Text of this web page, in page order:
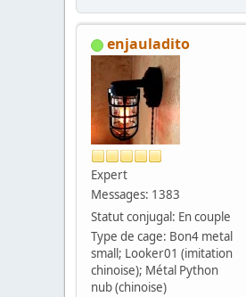
enjauladito
Expert
Messages: 1383
Statut conjugal: En couple
Type de cage: Bon4 metal
small; Looker01 (imitation
chinoise); Métal Python
nub (chinoise)